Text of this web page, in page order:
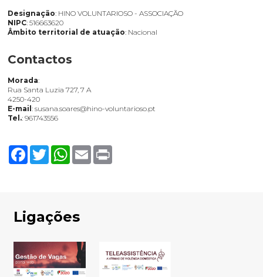
Designação: HINO VOLUNTARIOSO - ASSOCIAÇÃO
NIPC: 516663620
Âmbito territorial de atuação: Nacional
Contactos
Morada:
Rua Santa Luzia 727, 7 A
4250-420
E-mail: susana.soares@hino-voluntarioso.pt
Tel.: 961743556
FacebookTwitterWhatsApp
Email
Ligações